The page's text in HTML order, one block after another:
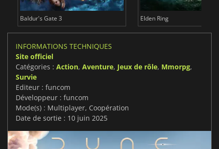
Baldur's Gate 3 Elden Ring
INFORMATIONS TECHNIQUES
Site officiel
Catégories : Action, Aventure, Jeux de rôle, Mmorpg,
Survie
Editeur : funcom
Développeur : funcom
Mode(s) : Multiplayer, Coopération
Date de sortie : 10 juin 2025